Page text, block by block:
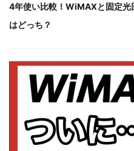
4年使い比較！WiMAXと固定光
はどっち？